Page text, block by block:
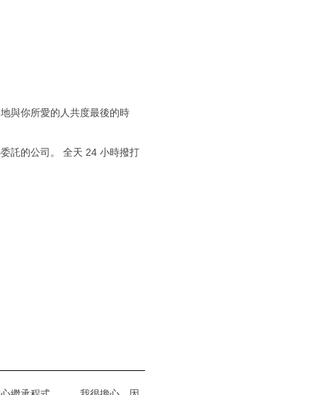
與你所愛的人共度最後的時
託的公司。 全天 24 小時撥打